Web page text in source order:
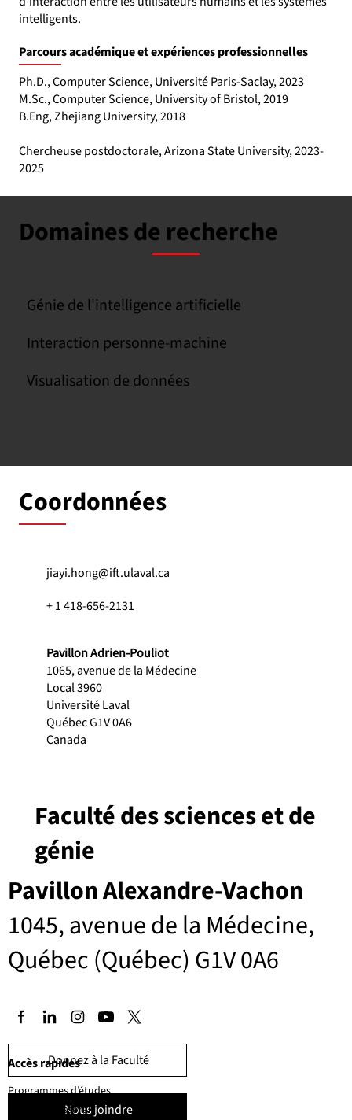
intelligents.
Parcours académique et expériences professionnelles
Ph.D., Computer Science, Université Paris-Saclay, 2023
M.Sc., Computer Science, University of Bristol, 2019
B.Eng, Zhejiang University, 2018
Chercheuse postdoctorale, Arizona State University, 2023-
2025
Domaines de recherche
Génie de l'intelligence artificielle
Interaction personne-machine
Visualisation de données
Coordonnées
jiayi.hong@ift.ulaval.ca
+ 1 418-656-2131
Pavillon Adrien-Pouliot
1065, avenue de la Médecine
Local 3960
Université Laval
Québec G1V 0A6
Canada
Pavillon Alexandre-Vachon
1045, avenue de la Médecine,
Québec (Québec) G1V 0A6
Faculté des sciences et de
génie
Donnez à la Faculté
Nous joindre
Accès rapides
Programmes d’études
Corps professoral